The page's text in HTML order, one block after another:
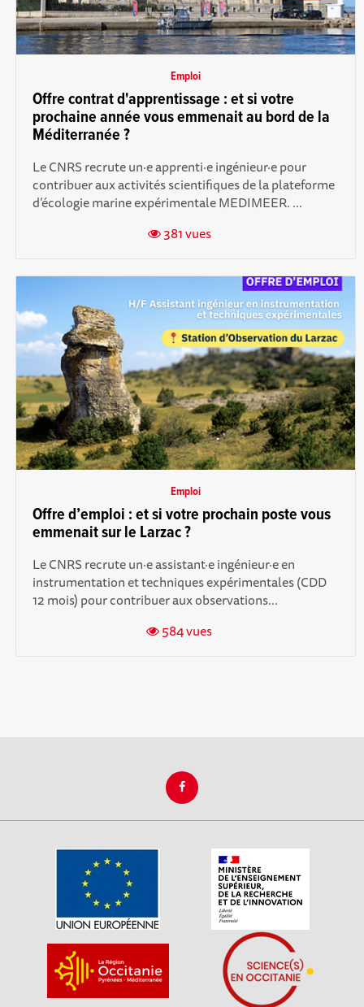
Emploi
Offre contrat d'apprentissage : et si votre
prochaine année vous emmenait au bord de la
Méditerranée ?
Le CNRS recrute un·e apprenti·e ingénieur·e pour
contribuer aux activités scientifiques de la plateforme
d’écologie marine expérimentale MEDIMEER. ...
381 vues
Emploi
Offre d’emploi : et si votre prochain poste vous
emmenait sur le Larzac ?
Le CNRS recrute un·e assistant·e ingénieur·e en
instrumentation et techniques expérimentales (CDD
12 mois) pour contribuer aux observations...
584 vues